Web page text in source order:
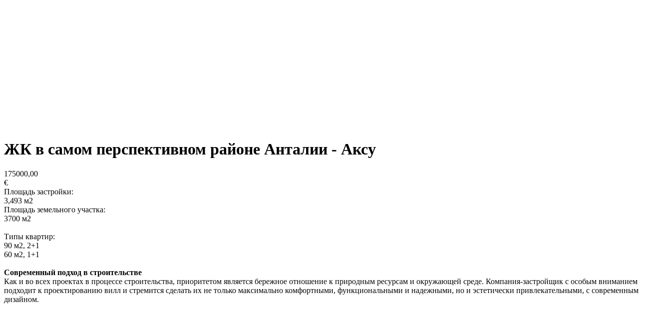
ЖК в самом перспективном районе Анталии - Аксу
175000,00
€
Площадь застройки:
3,493 м2
Площадь земельного участка:
3700 м2
Типы квартир:
90 м2, 2+1
60 м2, 1+1
Современный подход в строительстве
Как и во всех проектах в процессе строительства, приоритетом является бережное отношение к природным ресурсам и окружающей среде. Компания-застройщик с особым вниманием
подходит к проектированию вилл и стремится сделать их не только максимально комфортными, функциональными и надежными, но и эстетически привлекательными, с современным
дизайном.